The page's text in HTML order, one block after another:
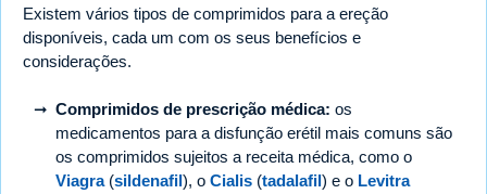
Existem vários tipos de comprimidos para a ereção
disponíveis, cada um com os seus benefícios e
considerações.
Comprimidos de prescrição médica: os
medicamentos para a disfunção erétil mais comuns são
os comprimidos sujeitos a receita médica, como o
Viagra(sildenafil), o Cialis (tadalafil) e o Levitra